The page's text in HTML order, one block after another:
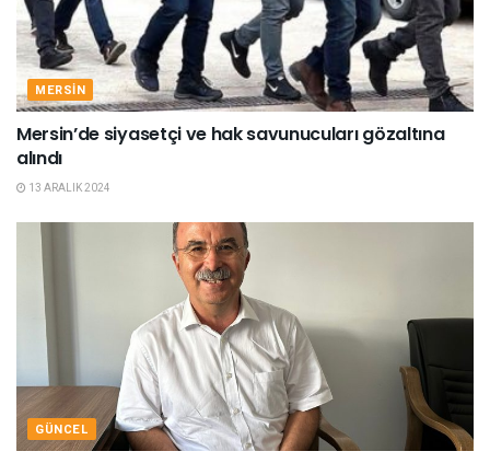
MERSIN
Mersin’de siyasetçi ve hak savunucuları gözaltına
alındı
13 ARALIK 2024
GÜNCEL